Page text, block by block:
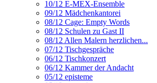
10/12 E-MEX-Ensemble
09/12 Mädchenkantorei
08/12 Cage: Empty Words
08/12 Schulen zu Gast II
08/12 Allen Malern herzlichen...
07/12 Tischgespräche
06/12 Tischkonzert
06/12 Kammer der Andacht
05/12 episteme